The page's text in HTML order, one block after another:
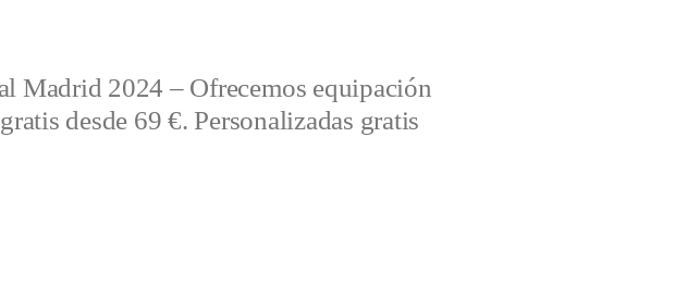
Madrid 2024 – Ofrecemos equipación
desde 69 €. Personalizadas gratis